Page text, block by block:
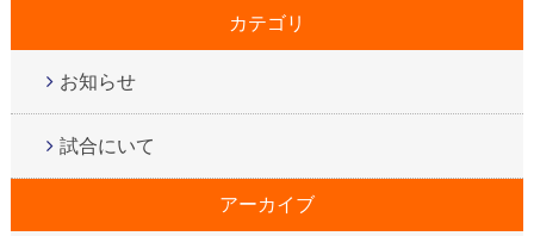
カテゴリ
お知らせ
試合にいて
アーカイブ